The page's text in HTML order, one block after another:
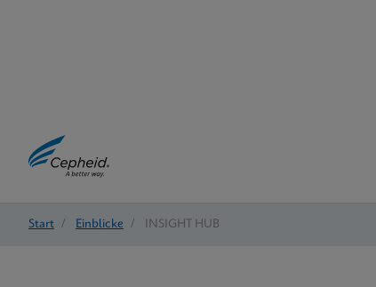
Start / Einblicke / INSIGHT HUB